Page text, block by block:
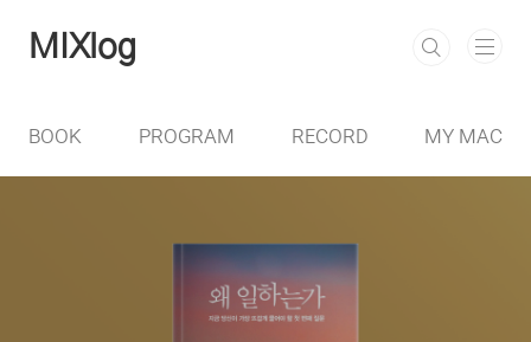
MIXlog
BOOK PROGRAM RECORD MY MAC